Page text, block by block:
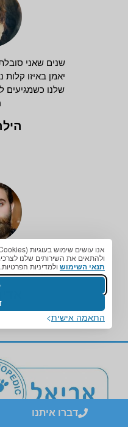
ולהתאים את השירותים שלנו
תנאי השימוש ולמדיניות הפרטיות.
התאמה אישית
שנים שאני
יאמן באיזו
שלנו כשמגיעים
שירות מקצועי,
תודה רבה
דברו איתנו